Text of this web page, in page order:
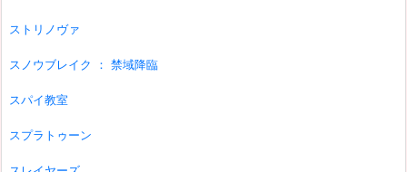
ストリノヴァ
スノウブレイク ： 禁域降臨
スパイ教室
スプラトゥーン